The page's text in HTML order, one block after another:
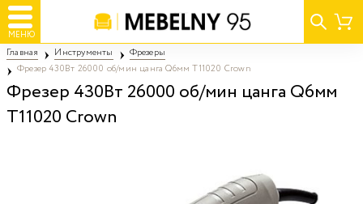
МЕНЮ
Главная Инструменты
Фрезеры
Фрезер 430Вт 26000 об/мин цанга Q6мм T11020 Crown
Фрезер 430Вт 26000 об/мин цанга Q6мм
T11020 Crown